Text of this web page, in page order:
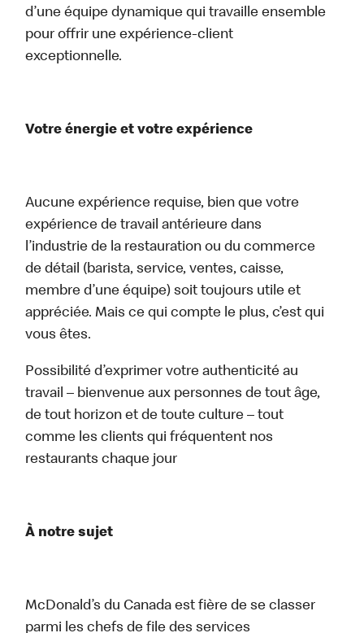
d’une équipe dynamique qui travaille ensemble
pour offrir une expérience-client
exceptionnelle.
Votre énergie et votre expérience
Aucune expérience requise, bien que votre
expérience de travail antérieure dans
l’industrie de la restauration ou du commerce
de détail (barista, service, ventes, caisse,
membre d’une équipe) soit toujours utile et
appréciée. Mais ce qui compte le plus, c’est qui
vous êtes.
Possibilité d’exprimer votre authenticité au
travail – bienvenue aux personnes de tout âge,
de tout horizon et de toute culture – tout
comme les clients qui fréquentent nos
restaurants chaque jour
À notre sujet
McDonald’s du Canada est fière de se classer
parmi les chefs de file des services